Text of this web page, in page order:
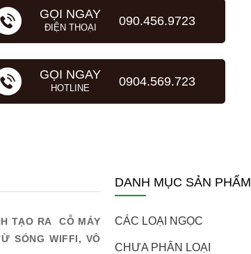
GỌI NGAY
ĐIỆN THOẠI 090.456.9723
GỌI NGAY
HOTLINE 0904.569.723
TẠO RA CỖ MÁY
SÓNG WIFFI, VÔ
DANH MỤC SẢN PHẨM
CÁC LOẠI NGỌC
CHƯA PHÂN LOẠI